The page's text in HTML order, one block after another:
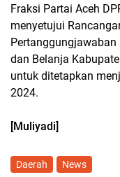
Fraksi Partai Aceh
menyetujui
dan Belanja
untuk ditetapkan
2024.
[Muliyadi]
Daerah News